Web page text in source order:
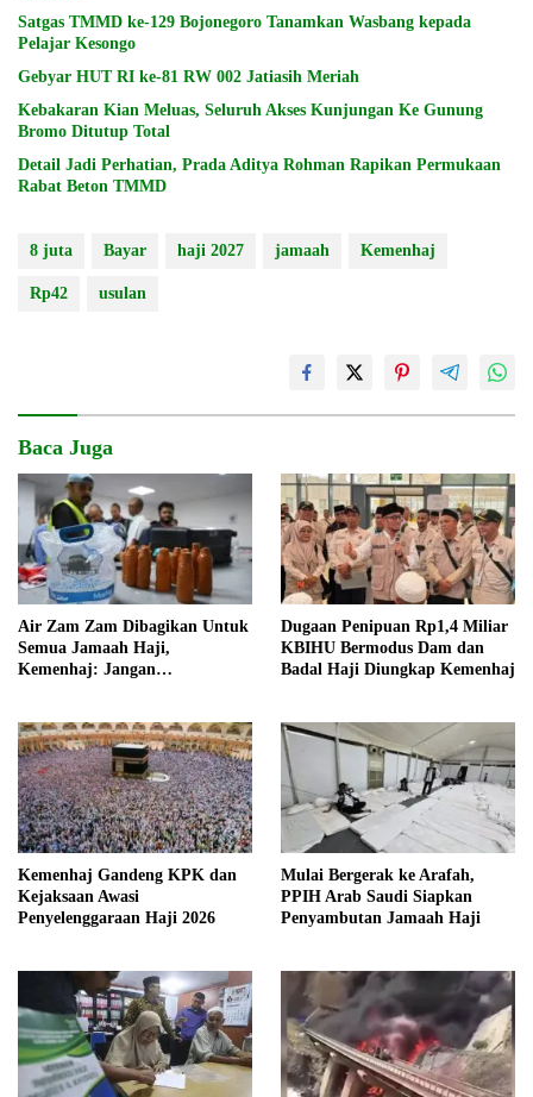
Satgas TMMD ke-129 Bojonegoro Tanamkan Wasbang kepada
Pelajar Kesongo
Gebyar HUT RI ke-81 RW 002 Jatiasih Meriah
Kebakaran Kian Meluas, Seluruh Akses Kunjungan Ke Gunung
Bromo Ditutup Total
Detail Jadi Perhatian, Prada Aditya Rohman Rapikan Permukaan
Rabat Beton TMMD
8 juta Bayar haji 2027 jamaah Kemenhaj
Rp42 usulan
Baca Juga
Air Zam Zam Dibagikan Untuk
Semua Jamaah Haji,
Kemenhaj: Jangan
Dugaan Penipuan Rp1,4 Miliar
KBIHU Bermodus Dam dan
Badal Haji Diungkap Kemenhaj
Kemenhaj Gandeng KPK dan
Kejaksaan Awasi
Penyelenggaraan Haji 2026
Mulai Bergerak ke Arafah,
PPIH Arab Saudi Siapkan
Penyambutan Jamaah Haji